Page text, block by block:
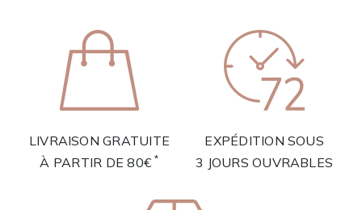
LIVRAISON GRATUITE
À PARTIR DE 80€*
EXPÉDITION SOUS
3 JOURS OUVRABLES